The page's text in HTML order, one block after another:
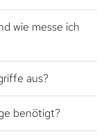
wie messe ich
aus?
benötigt?